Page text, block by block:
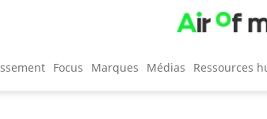
Focus Marques Médias Ressources